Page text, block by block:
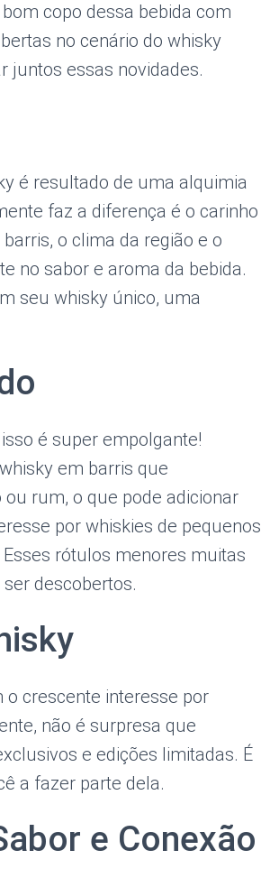
copo dessa bebida com
no cenário do whisky
juntos essas novidades.
é resultado de uma alquimia
faz a diferença é o carinho
o clima da região e o
no sabor e aroma da bebida.
seu whisky único, uma
é super empolgante!
em barris que
rum, o que pode adicionar
por whiskies de pequenos
rótulos menores muitas
descobertos.
o crescente interesse por
não é surpresa que
e edições limitadas. É
a fazer parte dela.
e Conexão